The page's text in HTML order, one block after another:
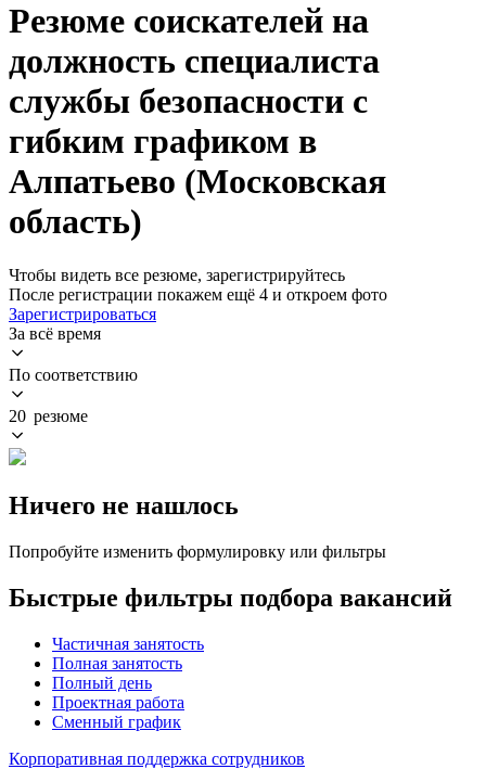
Резюме соискателей на
должность специалиста
службы безопасности с
гибким графиком в
Алпатьево (Московская
область)
Чтобы видеть все резюме, зарегистрируйтесь
После регистрации покажем ещё 4 и откроем фото
Зарегистрироваться
За всё время
По соответствию
20 резюме
Ничего не нашлось
Попробуйте изменить формулировку или фильтры
Быстрые фильтры подбора вакансий
Частичная занятость
Полная занятость
Полный день
Проектная работа
Сменный график
Корпоративная поддержка сотрудников